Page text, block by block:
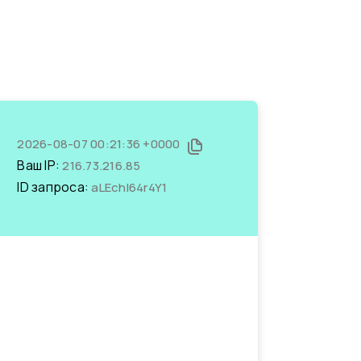
2026-08-07 00:21:36 +0000
Ваш IP:216.73.216.85
ID запроса:aLEchl64r4Y1